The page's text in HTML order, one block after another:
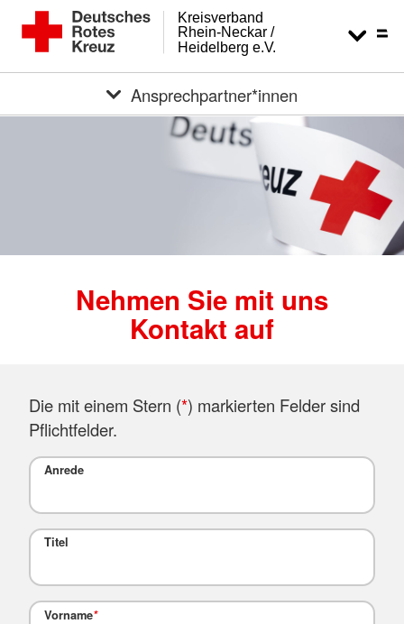
Heidelberg e.V.
Rhein-Neckar /
Kreisverband
Ansprechpartner*innen
Nehmen Sie mit uns
Kontakt auf
Die mit einem Stern (*) markierten Felder sind
Pflichtfelder.
Anrede
Titel
Vorname*